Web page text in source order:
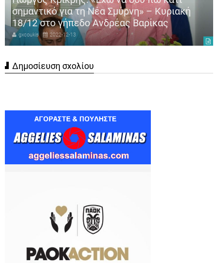
σημαντικό για τη Νέα Σμύρνη» – Κυριακή
18/12 στο γήπεδο Ανδρέας Βαρίκας
gxcoukis 2022-12-13
Δημοσίευση σχολίου